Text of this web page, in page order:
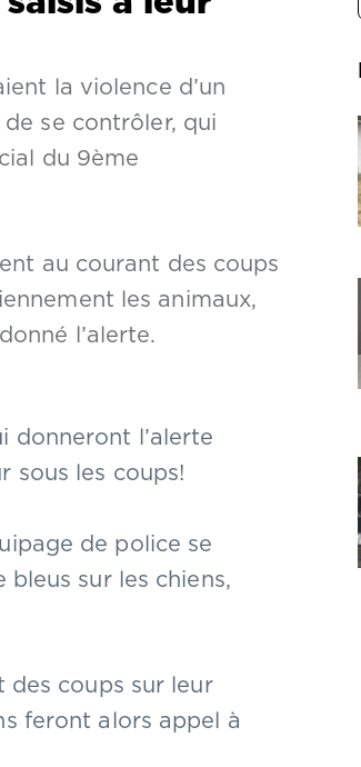
la violence d’un
se contrôler, qui
du 9ème
au courant des coups
les animaux,
l’alerte.
donneront l’alerte
sous les coups!
de police se
sur les chiens,
des coups sur leur
feront alors appel à